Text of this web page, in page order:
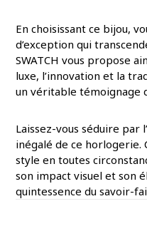
En choisissant ce bijou,
d’exception qui
SWATCH vous propose
luxe, l’innovation et la
un véritable témoignage
Laissez-vous séduire par
inégalé de ce horlogerie.
style en toutes
son impact visuel et son
quintessence du savoir-